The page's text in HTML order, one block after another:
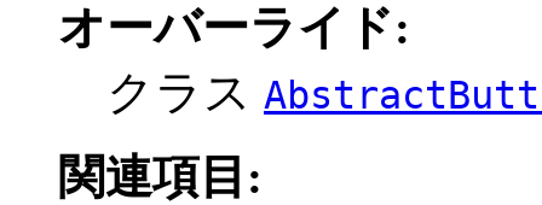
オーバーライド:
クラス
関連項目: